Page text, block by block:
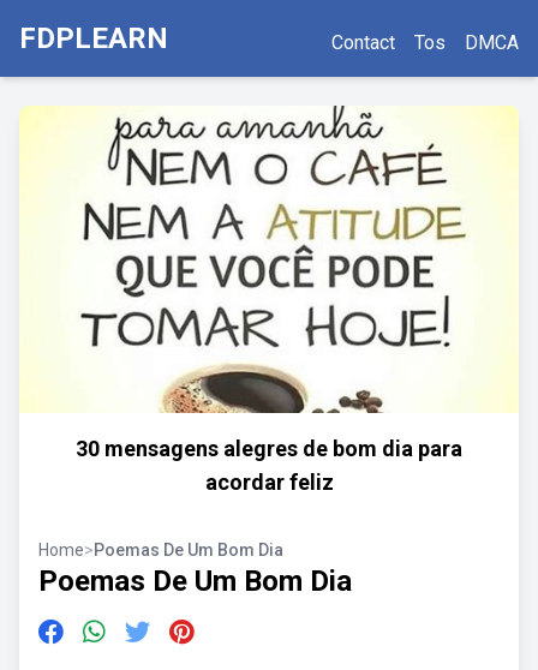
FDPLEARN Contact Tos DMCA
30 mensagens alegres de bom dia para
acordar feliz
Home>Poemas De Um Bom Dia
Poemas De Um Bom Dia